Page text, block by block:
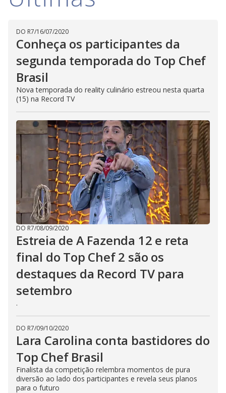
d
e
o
DO R7/16/07/2020
Conheça os participantes da
segunda temporada do Top Chef
Brasil
Nova temporada do reality culinário estreou nesta quarta
(15) na Record TV
DO R7/08/09/2020
Estreia de A Fazenda 12 e reta
final do Top Chef 2 são os
destaques da Record TV para
setembro
.
DO R7/09/10/2020
Lara Carolina conta bastidores do
Top Chef Brasil
Finalista da competição relembra momentos de pura
diversão ao lado dos participantes e revela seus planos
para o futuro